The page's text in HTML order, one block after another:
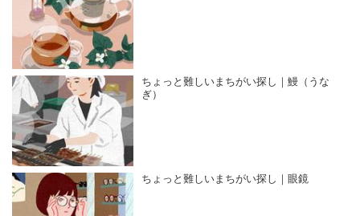
ちょっと難しいまちがい探し｜鰻（うな
ぎ）
ちょっと難しいまちがい探し｜眼鏡